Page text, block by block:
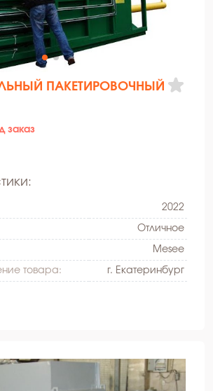
ПАКЕТИРОВОЧНЫЙ
заказ
2022
Oтличное
Mesee
товара: г. Екатеринбург